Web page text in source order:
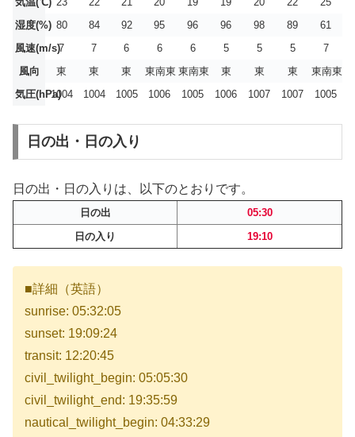
湿度(%) 80 84 92 95 96 96 98 89
61
風速(m/s)7 7 6 6 6 5 5 5
7
風向
東 東 東 東南東 東南東 東 東 東
東南東
気圧(hPa)1004 1004 1005 1006 1005 1006 1007 1007 1005
日の出・日の入り
日の出・日の入りは、以下のとおりです。
日の出
05:30
日の入り
19:10
■詳細（英語）
sunrise: 05:32:05
sunset: 19:09:24
transit: 12:20:45
civil_twilight_begin: 05:05:30
civil_twilight_end: 19:35:59
nautical_twilight_begin: 04:33:29